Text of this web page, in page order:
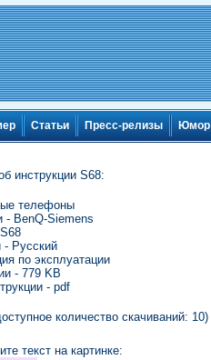
Статьи Пресс-релизы Юмор
инструкции S68:
телефоны
- BenQ-Siemens
- Русский
по эксплуатации
- 779 KB
- pdf
количество скачиваний: 10)
текст на картинке: